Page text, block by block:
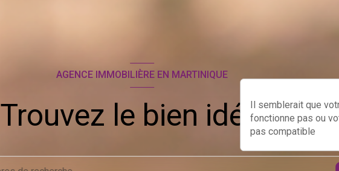
AGENCE IMMOBILIÈRE EN MARTINIQUE
Trouvez le bien idéal !Il semblerait que
fonctionne pas ou
pas compatible